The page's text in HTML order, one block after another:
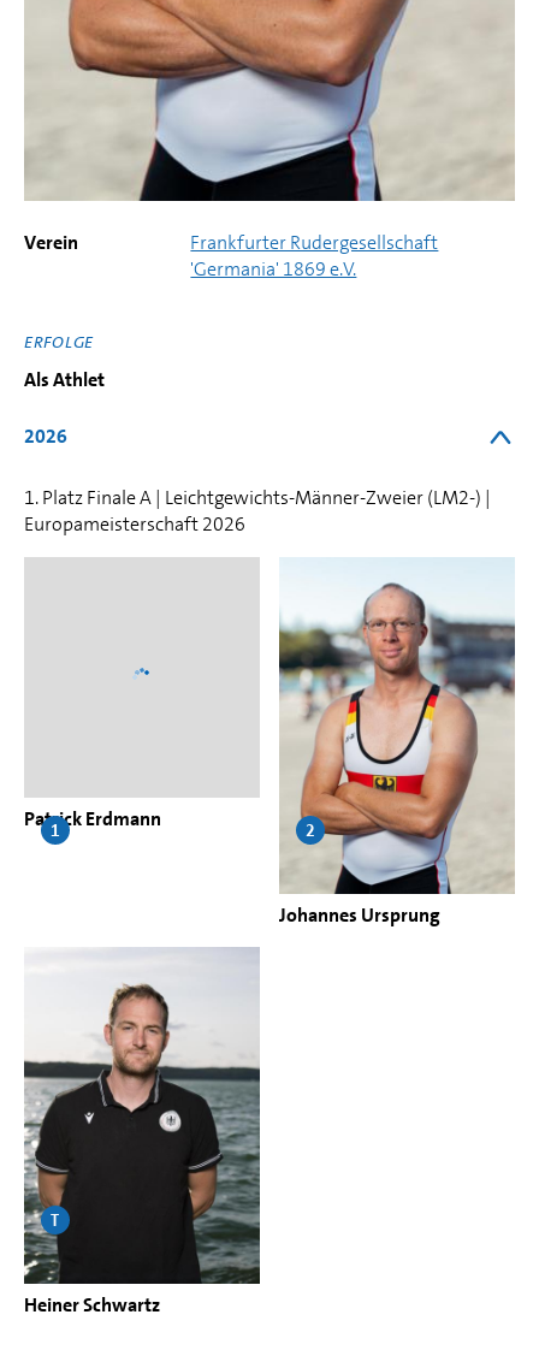
Verein
Frankfurter Rudergesellschaft
'Germania' 1869 e.V.
ERFOLGE
Als Athlet
2026
1. Platz Finale A | Leichtgewichts-Männer-Zweier (LM2-) |
Europameisterschaft 2026
Patrick Erdmann
1
Johannes Ursprung
2
Heiner Schwartz
T